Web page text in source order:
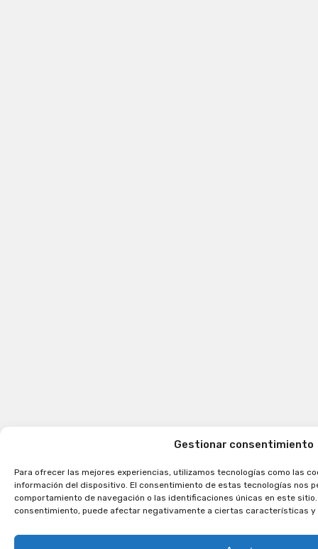
Gestionar consentimiento
Para ofrecer las mejores experiencias, utilizamos tecnologías como las
información del dispositivo. El consentimiento de estas tecnologías nos
comportamiento de navegación o las identificaciones únicas en este
consentimiento, puede afectar negativamente a ciertas características y